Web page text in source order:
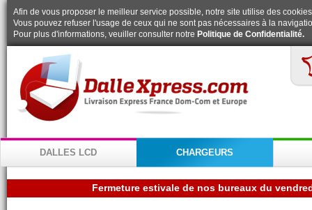
Afin de vous proposer le meilleur service possible, notre site utilise des
Vous pouvez refuser l'usage de ceux qui ne sont pas nécessaires à la
Pour plus d'informations, veuiller consulter notre Politique de Confidentialité.
DALLES LCD CHARGEURS